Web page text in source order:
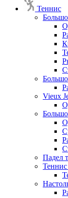
Теннис
Vieux
Падел
Теннис